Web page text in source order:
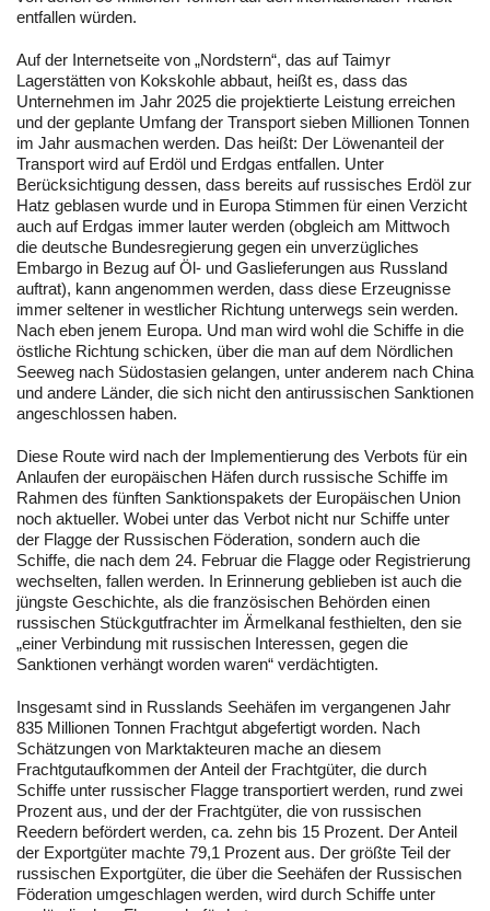
entfallen würden.
Auf der Internetseite von „Nordstern“, das auf Taimyr
Lagerstätten von Kokskohle abbaut, heißt es, dass das
Unternehmen im Jahr 2025 die projektierte Leistung erreichen
und der geplante Umfang der Transport sieben Millionen Tonnen
im Jahr ausmachen werden. Das heißt: Der Löwenanteil der
Transport wird auf Erdöl und Erdgas entfallen. Unter
Berücksichtigung dessen, dass bereits auf russisches Erdöl zur
Hatz geblasen wurde und in Europa Stimmen für einen Verzicht
auch auf Erdgas immer lauter werden (obgleich am Mittwoch
die deutsche Bundesregierung gegen ein unverzügliches
Embargo in Bezug auf Öl- und Gaslieferungen aus Russland
auftrat), kann angenommen werden, dass diese Erzeugnisse
immer seltener in westlicher Richtung unterwegs sein werden.
Nach eben jenem Europa. Und man wird wohl die Schiffe in die
östliche Richtung schicken, über die man auf dem Nördlichen
Seeweg nach Südostasien gelangen, unter anderem nach China
und andere Länder, die sich nicht den antirussischen Sanktionen
angeschlossen haben.
Diese Route wird nach der Implementierung des Verbots für ein
Anlaufen der europäischen Häfen durch russische Schiffe im
Rahmen des fünften Sanktionspakets der Europäischen Union
noch aktueller. Wobei unter das Verbot nicht nur Schiffe unter
der Flagge der Russischen Föderation, sondern auch die
Schiffe, die nach dem 24. Februar die Flagge oder Registrierung
wechselten, fallen werden. In Erinnerung geblieben ist auch die
jüngste Geschichte, als die französischen Behörden einen
russischen Stückgutfrachter im Ärmelkanal festhielten, den sie
„einer Verbindung mit russischen Interessen, gegen die
Sanktionen verhängt worden waren“ verdächtigten.
Insgesamt sind in Russlands Seehäfen im vergangenen Jahr
835 Millionen Tonnen Frachtgut abgefertigt worden. Nach
Schätzungen von Marktakteuren mache an diesem
Frachtgutaufkommen der Anteil der Frachtgüter, die durch
Schiffe unter russischer Flagge transportiert werden, rund zwei
Prozent aus, und der der Frachtgüter, die von russischen
Reedern befördert werden, ca. zehn bis 15 Prozent. Der Anteil
der Exportgüter machte 79,1 Prozent aus. Der größte Teil der
russischen Exportgüter, die über die Seehäfen der Russischen
Föderation umgeschlagen werden, wird durch Schiffe unter